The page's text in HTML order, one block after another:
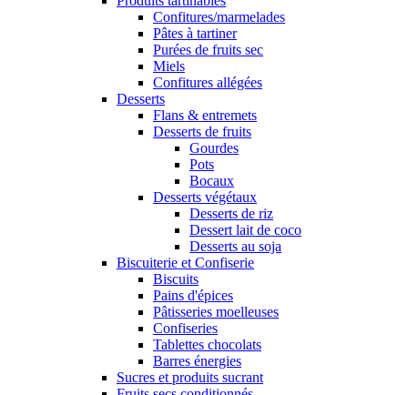
Confitures/marmelades
Pâtes à tartiner
Purées de fruits sec
Miels
Confitures allégées
Desserts
Flans & entremets
Desserts de fruits
Gourdes
Pots
Bocaux
Desserts végétaux
Desserts de riz
Dessert lait de coco
Desserts au soja
Biscuiterie et Confiserie
Biscuits
Pains d'épices
Pâtisseries moelleuses
Confiseries
Tablettes chocolats
Barres énergies
Sucres et produits sucrant